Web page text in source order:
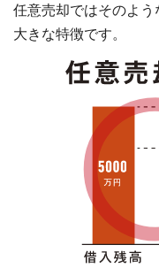
任意売却ではそのよ
大きな特徴です。